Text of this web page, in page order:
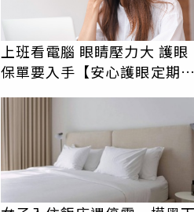
上班看電腦 眼睛壓力大 護眼
保單要入手【安心護眼定期